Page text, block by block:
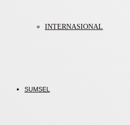
INTERNASIONAL
SUMSEL